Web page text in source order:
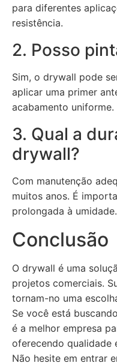
para diferentes
resistência.
2. Posso
Sim, o drywall pode
aplicar uma primer
acabamento uniforme.
3. Qual a
drywall?
Com manutenção
muitos anos. É
prolongada à umidade.
Conclusão
O drywall é uma
projetos comerciais.
tornam-no uma
Se você está
é a melhor empresa
oferecendo qualidade
Não hesite em entrar